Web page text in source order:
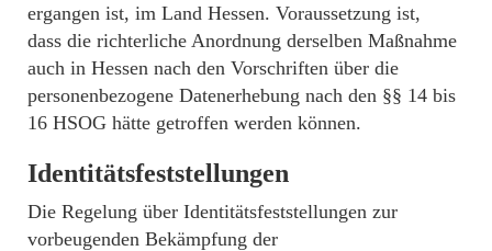
ergangen ist, im Land Hessen. Voraussetzung ist,
dass die richterliche Anordnung derselben Maßnahme
auch in Hessen nach den Vorschriften über die
personenbezogene Datenerhebung nach den §§ 14 bis
16 HSOG hätte getroffen werden können.
Identitätsfeststellungen
Die Regelung über Identitätsfeststellungen zur
vorbeugenden Bekämpfung der